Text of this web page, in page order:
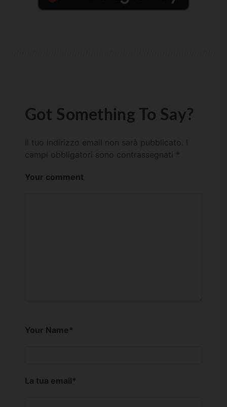
Got Something To Say?
Il tuo indirizzo email non sarà pubblicato.
campi obbligatori sono contrassegnati *
Your comment
Your Name*
La tua email*